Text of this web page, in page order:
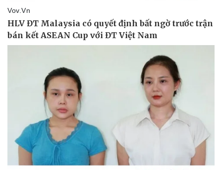
Dinh dưỡng - món ngon
Cây thuốc
Sản phụ khoa
Nhi khoa
Nam khoa
Đời sống
Nhà đẹp